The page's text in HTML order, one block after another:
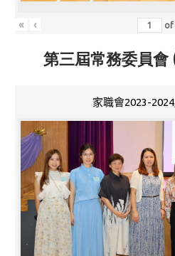
« ‹ of
第三屆常務委員
家職會2023-